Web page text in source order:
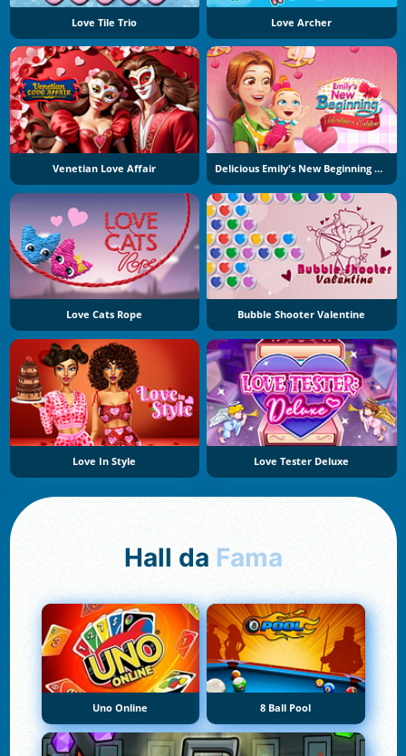
Love Tile Trio Love Archer
Venetian Love Affair Delicious Emily's New Beginning Valentine's Edition
Love Cats Rope Bubble Shooter Valentine
Love In Style Love Tester Deluxe
Hall da Fama
Uno Online 8 Ball Pool